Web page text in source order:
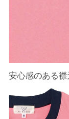
安心感のある襟